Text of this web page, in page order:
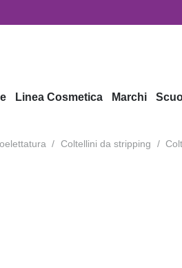
Linea Cosmetica Marchi
/ Coltellini da stripping /